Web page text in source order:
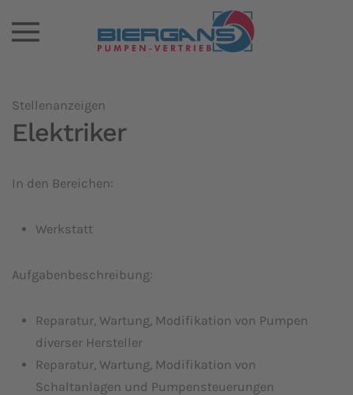
Stellenanzeigen
Elektriker
In den Bereichen:
Werkstatt
Aufgabenbeschreibung:
Reparatur, Wartung, Modifikation von Pumpen
diverser Hersteller
Reparatur, Wartung, Modifikation von
Schaltanlagen und Pumpensteuerungen